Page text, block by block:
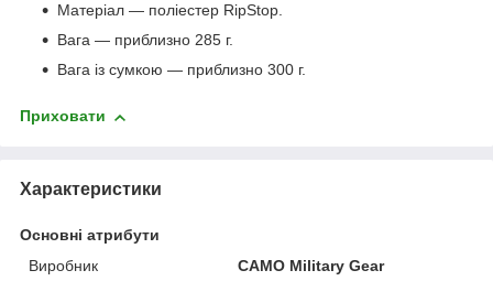
Матеріал — поліестер RipStop.
Вага — приблизно 285 г.
Вага із сумкою — приблизно 300 г.
Приховати
Характеристики
Основні атрибути
Виробник
CAMO Military Gear